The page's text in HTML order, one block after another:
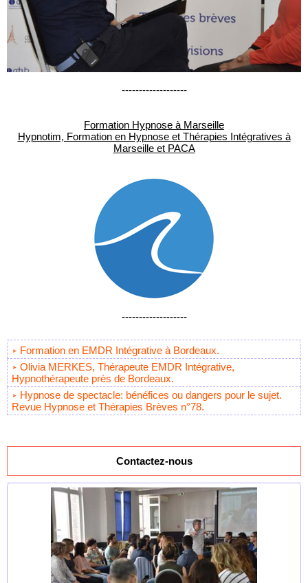
-------------------
Formation Hypnose à Marseille
Hypnotim, Formation en Hypnose et Thérapies Intégratives à
Marseille et PACA
-------------------
Formation en EMDR Intégrative à Bordeaux.
Olivia MERKES, Thérapeute EMDR Intégrative,
Hypnothérapeute près de Bordeaux.
Hypnose de spectacle: bénéfices ou dangers pour le sujet.
Revue Hypnose et Thérapies Brèves n°78.
Contactez-nous